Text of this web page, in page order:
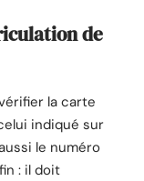
de
la carte
indiqué sur
le numéro
: il doit